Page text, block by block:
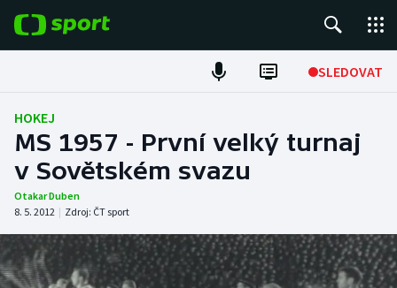
SLEDOVAT
Fotbal
Hokej
Tenis
Atletika
Cyklistika
HOKEJ
MS 1957 - První velký turnaj
v Sovětském svazu
Otakar Duben
8. 5. 2012 | Zdroj: ČT sport